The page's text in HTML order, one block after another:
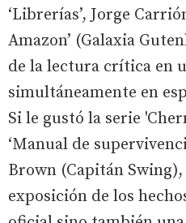
‘Librerías’, Jorge
Amazon’ (Galaxia
de la lectura crítica en
simultáneamente en
Si le gustó la serie
‘Manual de
Brown (Capitán
exposición de los